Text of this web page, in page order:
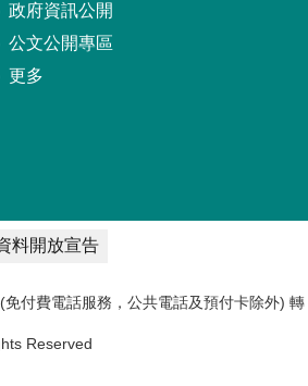
政府資訊公開
公文公開專區
更多
料開放宣告
(免付費電話服務，公共電話及預付卡除外) 轉
Reserved